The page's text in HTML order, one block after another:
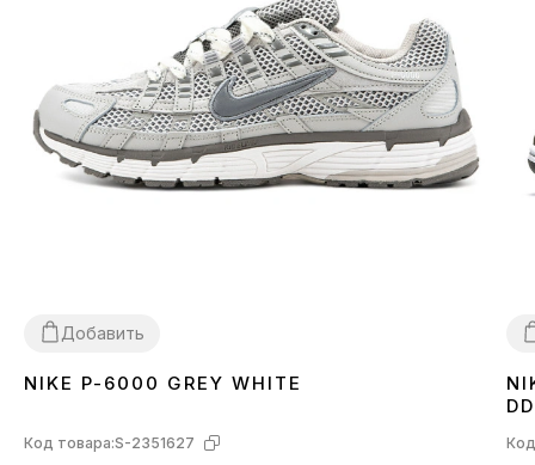
Добавить
3637 38 3940 41 424344 45
NIKE P-6000 GREY WHITE
Код товара:S-2351627